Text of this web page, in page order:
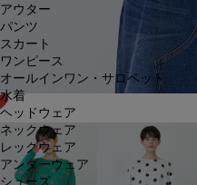
アウター
パンツ
スカート
ワンピース
オールインワン・サロペット
水着
ヘッドウェア
ネックウェア
レッグウェア
アンダーウェア
シューズ